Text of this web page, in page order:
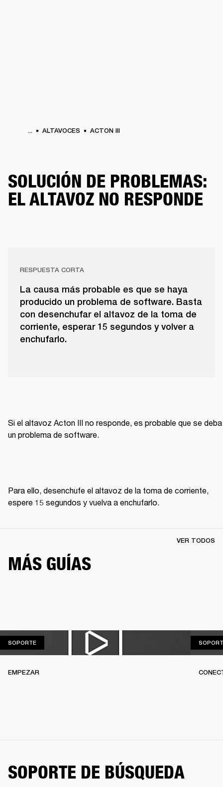
... ALTAVOCES ACTON III
SOLUCIÓN DE PROBLEMAS:
EL ALTAVOZ NO RESPONDE
RESPUESTA CORTA
La causa más probable es que se haya
producido un problema de software. Basta
con desenchufar el altavoz de la toma de
corriente, esperar 15 segundos y volver a
enchufarlo.
Si el altavoz Acton III no responde, es probable que se
un problema de software.
Para ello, desenchufe el altavoz de la toma de corriente,
espere 15 segundos y vuelva a enchufarlo.
MÁS GUÍAS
VER TODOS
SOPORTESOPORTE
EMPEZAR
SOPORTE DE BÚSQUEDA